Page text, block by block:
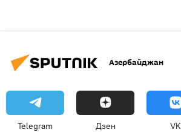
Азербайджан
Telegram Дзен VK